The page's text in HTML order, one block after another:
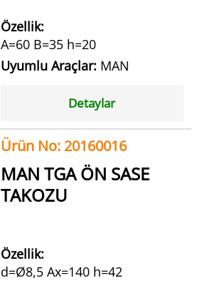
Özellik:
A=60 B=35 h=20
Uyumlu Araçlar: MAN
Detaylar
Ürün No: 20160016
MAN TGA ÖN SASE
TAKOZU
Özellik:
d=Ø8,5 Ax=140 h=42